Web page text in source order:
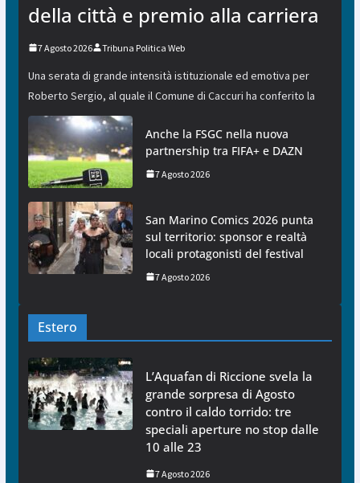
della città e premio alla carriera
7 Agosto 2026 Tribuna Politica Web
Una serata di grande intensità istituzionale ed emotiva per
Roberto Sergio, al quale il Comune di Caccuri ha conferito la
Anche la FSGC nella nuova
partnership tra FIFA+ e DAZN
7 Agosto 2026
San Marino Comics 2026 punta
sul territorio: sponsor e realtà
locali protagonisti del festival
7 Agosto 2026
Estero
L’Aquafan di Riccione svela la
grande sorpresa di Agosto
contro il caldo torrido: tre
speciali aperture no stop dalle
10 alle 23
7 Agosto 2026